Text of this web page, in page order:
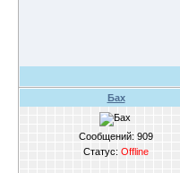
Бах
Сообщений: 909
Статус: Offline